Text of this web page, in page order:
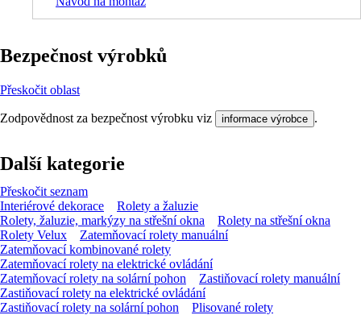
Bezpečnost výrobků
Přeskočit oblast
Zodpovědnost za bezpečnost výrobku viz informace výrobce .
Další kategorie
Přeskočit seznam
Interiérové dekorace
Rolety a žaluzie
Rolety, žaluzie, markýzy na střešní okna
Rolety na střešní okna
Rolety Velux
Zatemňovací rolety manuální
Zatemňovací kombinované rolety
Zatemňovací rolety na elektrické ovládání
Zatemňovací rolety na solární pohon
Zastiňovací rolety manuální
Zastiňovací rolety na elektrické ovládání
Zastiňovací rolety na solární pohon
Plisované rolety